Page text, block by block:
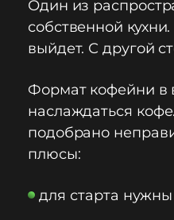
Один из
собственной
выйдет. С другой
Формат кофейни в
наслаждаться
подобрано
плюсы:
для старта